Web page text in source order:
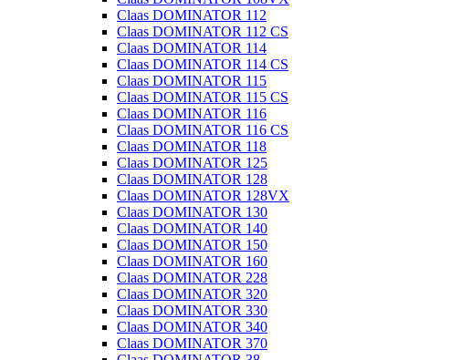
Claas DOMINATOR 112
Claas DOMINATOR 112 CS
Claas DOMINATOR 114
Claas DOMINATOR 114 CS
Claas DOMINATOR 115
Claas DOMINATOR 115 CS
Claas DOMINATOR 116
Claas DOMINATOR 116 CS
Claas DOMINATOR 118
Claas DOMINATOR 125
Claas DOMINATOR 128
Claas DOMINATOR 128VX
Claas DOMINATOR 130
Claas DOMINATOR 140
Claas DOMINATOR 150
Claas DOMINATOR 160
Claas DOMINATOR 228
Claas DOMINATOR 320
Claas DOMINATOR 330
Claas DOMINATOR 340
Claas DOMINATOR 370